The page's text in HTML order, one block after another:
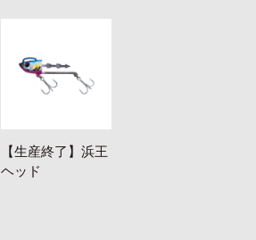
【生産終了】浜王
ヘッド